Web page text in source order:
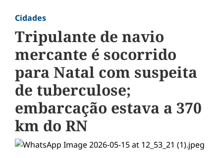
Cidades
Tripulante de navio
mercante é socorrido
para Natal com suspeita
de tuberculose;
embarcação estava a 370
km do RN